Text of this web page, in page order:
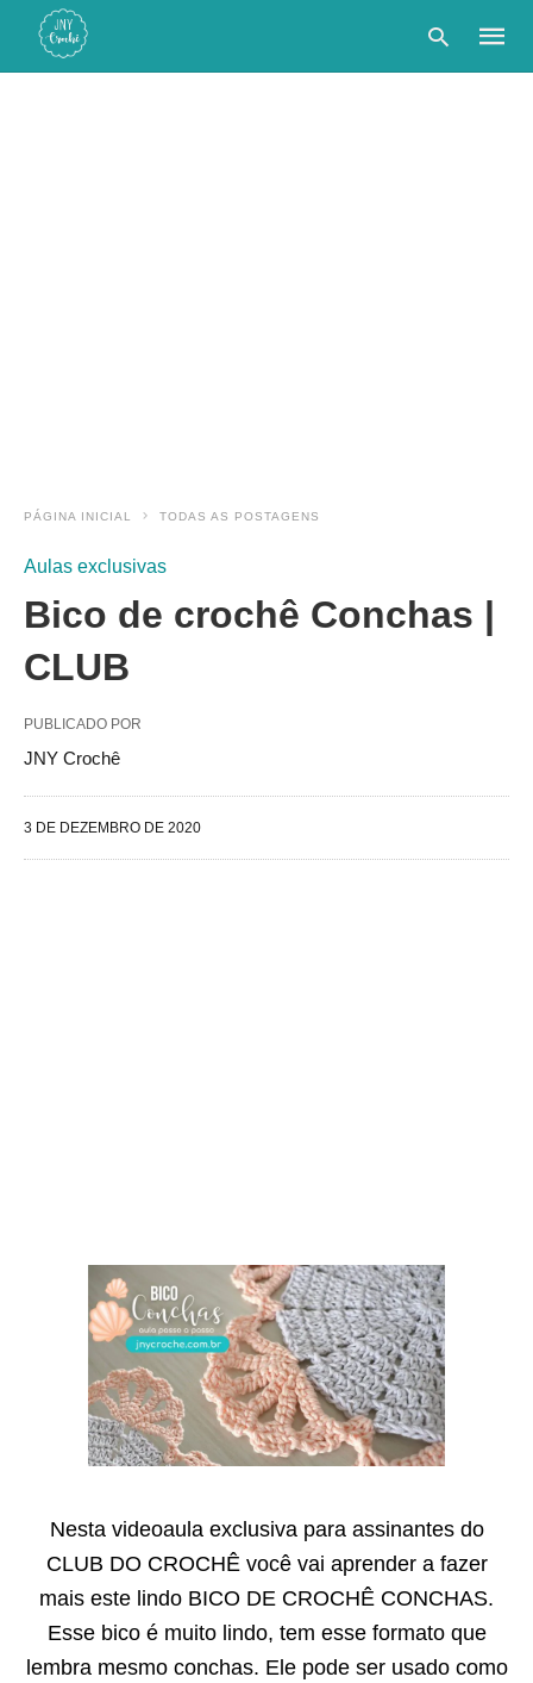
PÁGINA INICIAL TODAS AS POSTAGENS
Aulas exclusivas
Bico de crochê Conchas |
CLUB
PUBLICADO POR
JNY Crochê
3 DE DEZEMBRO DE 2020
Nesta videoaula exclusiva para assinantes do
CLUB DO CROCHÊ você vai aprender a fazer
mais este lindo BICO DE CROCHÊ CONCHAS.
Esse bico é muito lindo, tem esse formato que
lembra mesmo conchas. Ele pode ser usado como